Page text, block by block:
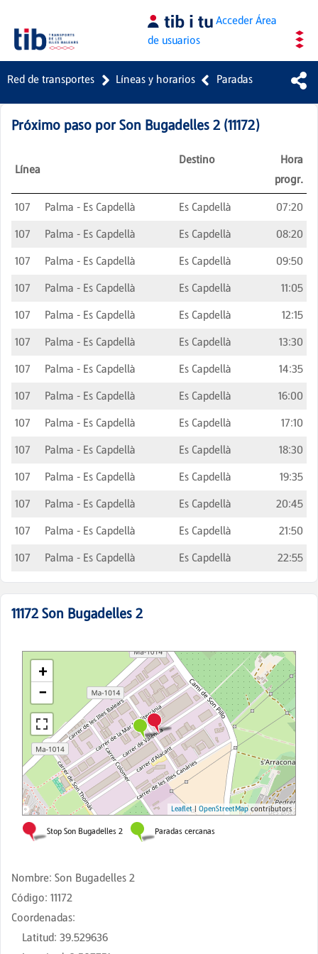
Saltar al contenido principal AccederÁrea
de usuarios
Red de transportes Líneas y horarios Paradas
Próximo paso por Son Bugadelles 2 (11172)
Línea
Destino
Hora
progr.
107 Palma - Es Capdellà Es Capdellà
07:20
107
Palma - Es Capdellà Es Capdellà
08:20
107
Palma - Es Capdellà Es Capdellà
09:50
107
Palma - Es Capdellà Es Capdellà
11:05
107
Palma - Es Capdellà Es Capdellà
12:15
107
Palma - Es Capdellà Es Capdellà
13:30
107
Palma - Es Capdellà Es Capdellà
14:35
107
Palma - Es Capdellà Es Capdellà
16:00
107
Palma - Es Capdellà Es Capdellà
17:10
107
Palma - Es Capdellà Es Capdellà
18:30
107
Palma - Es Capdellà Es Capdellà
19:35
107
Palma - Es Capdellà Es Capdellà
20:45
107
Palma - Es Capdellà Es Capdellà
21:50
107
Palma - Es Capdellà Es Capdellà 22:55
11172 Son Bugadelles 2
Nombre: Son Bugadelles 2
Código: 11172
Coordenadas:
Latitud: 39.529636